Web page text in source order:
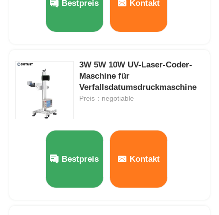
Bestpreis Kontakt
3W 5W 10W UV-Laser-Coder-
Maschine für
Verfallsdatumsdruckmaschine
Preis：negotiable
Bestpreis Kontakt